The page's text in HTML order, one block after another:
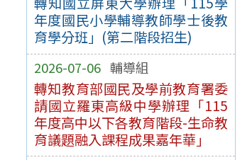
年度國民小學輔導教師學士後教
育學分班」(第二階段招生)
2026-07-06 輔導組
轉知教育部國民及學前教育署委
請國立羅東高級中學辦理「115
年度高中以下各教育階段-生命教
育議題融入課程成果嘉年華」